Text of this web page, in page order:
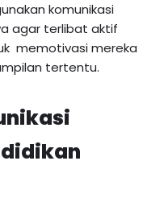
komunikasi
agar terlibat aktif
memotivasi mereka
tertentu.